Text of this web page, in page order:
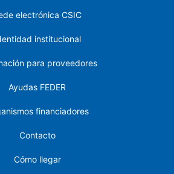
electrónica CSIC
institucional
para proveedores
Ayudas FEDER
financiadores
Contacto
Cómo llegar